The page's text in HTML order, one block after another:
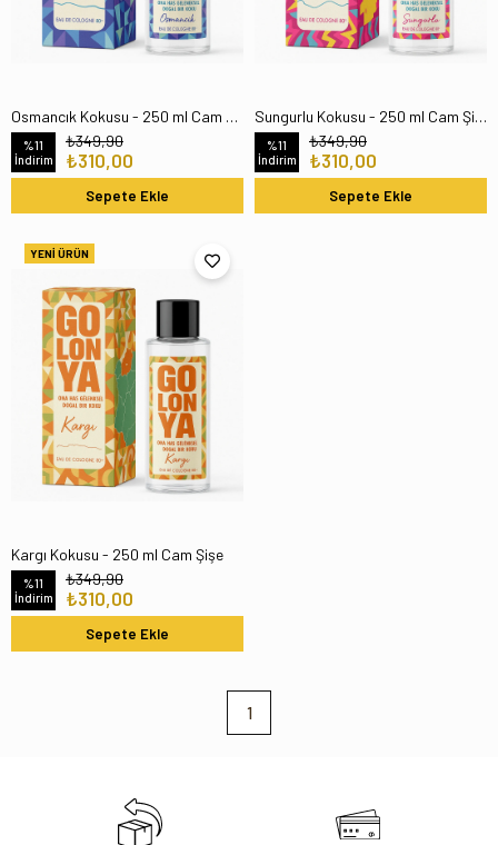
Osmancık Kokusu - 250 ml Cam Şişe
%11
İndirim
₺310,00
₺349,90
Sepete Ekle
Sungurlu Kokusu - 250 ml Cam Şişe
%11
İndirim
₺310,00
₺349,90
Sepete Ekle
Kargı Kokusu - 250 ml Cam Şişe
%11
İndirim
₺310,00
₺349,90
Sepete Ekle
YENI ÜRÜN
1